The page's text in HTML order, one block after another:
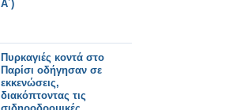
Α΄)
Πυρκαγιές κοντά στο
Παρίσι οδήγησαν σε
εκκενώσεις,
διακόπτοντας τις